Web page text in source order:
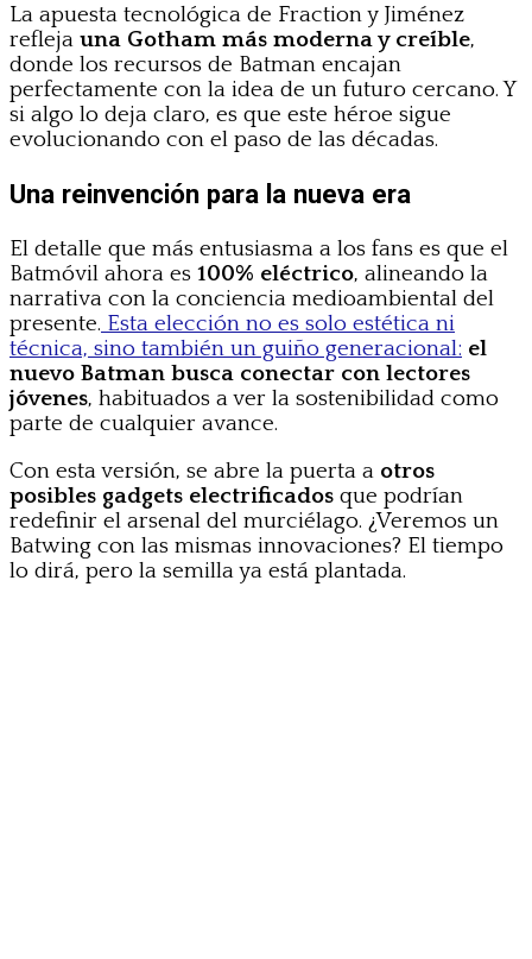
La apuesta tecnológica de Fraction y Jiménez
refleja una Gotham más moderna y creíble,
donde los recursos de Batman encajan
perfectamente con la idea de un futuro cercano. Y
si algo lo deja claro, es que este héroe sigue
evolucionando con el paso de las décadas.
Una reinvención para la nueva era
El detalle que más entusiasma a los fans es que el
Batmóvil ahora es 100% eléctrico, alineando la
narrativa con la conciencia medioambiental del
presente. Esta elección no es solo estética ni
técnica, sino también un guiño generacional: el
nuevo Batman busca conectar con lectores
jóvenes, habituados a ver la sostenibilidad como
parte de cualquier avance.
Con esta versión, se abre la puerta a otros
posibles gadgets electrificados que podrían
redefinir el arsenal del murciélago. ¿Veremos un
Batwing con las mismas innovaciones? El tiempo
lo dirá, pero la semilla ya está plantada.